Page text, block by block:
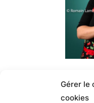
Gérer le
cookies